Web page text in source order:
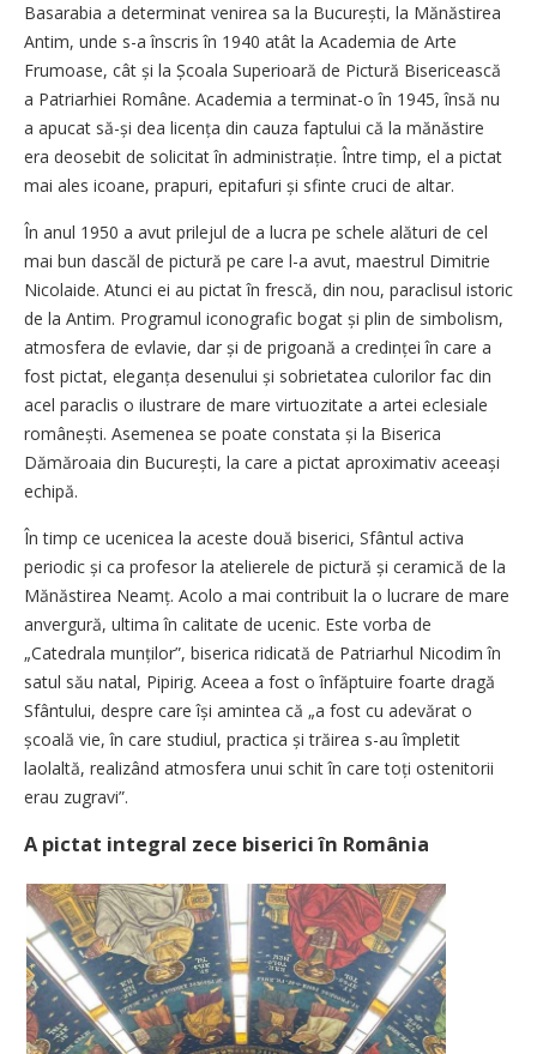
Basarabia a determinat venirea sa la București, la Mănăstirea
Antim, unde s-a înscris în 1940 atât la Academia de Arte
Frumoase, cât și la Școala Superioară de Pictură Bisericească
a Patriarhiei Române. Academia a terminat-o în 1945, însă nu
a apucat să-și dea licența din cauza faptului că la mănăstire
era deosebit de solicitat în ad­mi­nistrație. Între timp, el a pictat
mai ales icoane, prapuri, epitafuri și sfinte cruci de altar.
În anul 1950 a avut prilejul de a lucra pe schele alături de cel
mai bun dascăl de pictură pe care l-a avut, maestrul Dimitrie
Nicolaide. Atunci ei au pictat în frescă, din nou, paraclisul istoric
de la Antim. Programul iconografic bogat și plin de simbolism,
atmosfera de evlavie, dar și de prigoană a credinței în care a
fost pictat, eleganța dese­nului și sobrietatea culorilor fac din
acel paraclis o ilustrare de mare virtuozitate a artei eclesiale
românești. Asemenea se poate constata și la Biserica
Dămăroaia din București, la care a pictat aproximativ aceeași
echipă.
În timp ce ucenicea la aceste două biserici, Sfântul activa
periodic și ca profesor la atelierele de pictură și ceramică de la
Mănăstirea Neamț. Acolo a mai contribuit la o lucrare de mare
anvergură, ultima în calitate de ucenic. Este vorba de
„Catedrala mun­ților”, biserica ridicată de Patriarhul Nicodim în
satul său natal, Pipirig. Aceea a fost o înfăptuire foarte dragă
Sfântului, despre care își amintea că „a fost cu adevărat o
școală vie, în care studiul, practica și trăirea s-au împletit
laolaltă, realizând atmosfera unui schit în care toți ostenitorii
erau zugravi”.
A pictat integral zece biserici în România